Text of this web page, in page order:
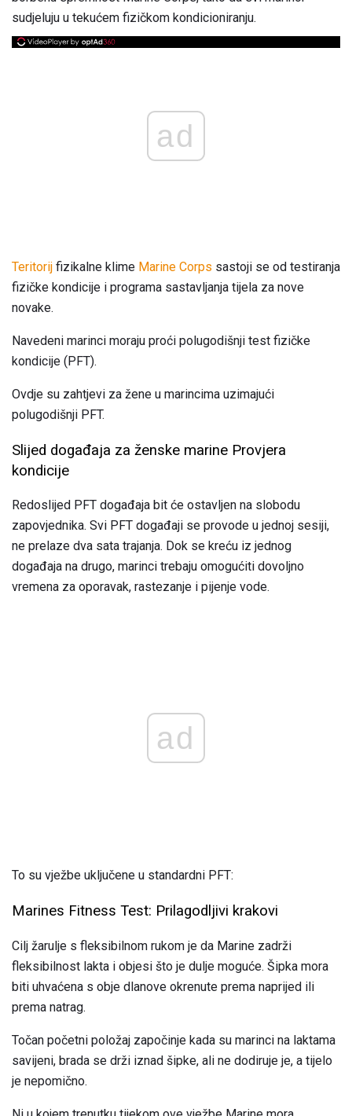
sudjeluju u tekućem fizičkom kondicioniranju.
ad
Teritorij fizikalne klime Marine Corps sastoji se od testiranja
fizičke kondicije i programa sastavljanja tijela za nove
novake.
Navedeni marinci moraju proći polugodišnji test fizičke
kondicije (PFT).
Ovdje su zahtjevi za žene u marincima uzimajući
polugodišnji PFT.
Slijed događaja za ženske marine Provjera
kondicije
Redoslijed PFT događaja bit će ostavljen na slobodu
zapovjednika. Svi PFT događaji se provode u jednoj sesiji,
ne prelaze dva sata trajanja. Dok se kreću iz jednog
događaja na drugo, marinci trebaju omogućiti dovoljno
vremena za oporavak, rastezanje i pijenje vode.
ad
To su vježbe uključene u standardni PFT:
Marines Fitness Test: Prilagodljivi krakovi
Cilj žarulje s fleksibilnom rukom je da Marine zadrži
fleksibilnost lakta i objesi što je dulje moguće. Šipka mora
biti uhvaćena s obje dlanove okrenute prema naprijed ili
prema natrag.
Točan početni položaj započinje kada su marinci na laktama
savijeni, brada se drži iznad šipke, ali ne dodiruje je, a tijelo
je nepomično.